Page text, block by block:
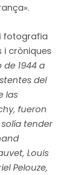
fotografia
i cròniques
de 1944 a
del
las
fueron
tender
Louis
Pelouze,